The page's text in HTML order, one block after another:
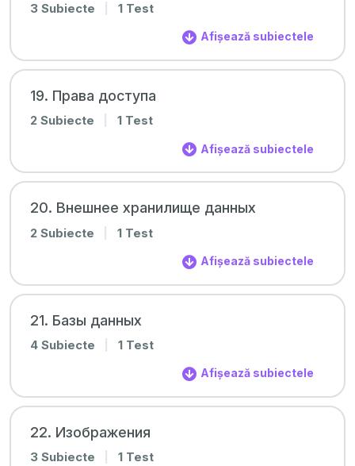
3 Subiecte 1 Test
Afișează subiectele
19. Права доступа
2 Subiecte 1 Test
Afișează subiectele
20. Внешнее хранилище данных
2 Subiecte 1 Test
Afișează subiectele
21. Базы данных
4 Subiecte 1 Test
Afișează subiectele
22. Изображения
3 Subiecte 1 Test